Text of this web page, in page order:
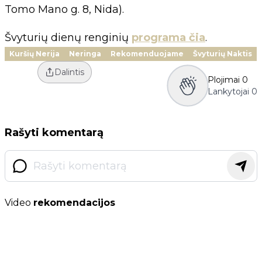
Tomo Mano g. 8, Nida).
Švyturių dienų renginių programa čia.
Kuršių Nerija Neringa Rekomenduojame Švyturių Naktis
Dalintis
Plojimai 0
Lankytojai 0
Rašyti komentarą
Video rekomendacijos